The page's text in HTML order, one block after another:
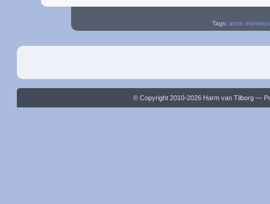
Tags: arctic monkeys
© Copyright 2010-2026 Harm van Tilborg —